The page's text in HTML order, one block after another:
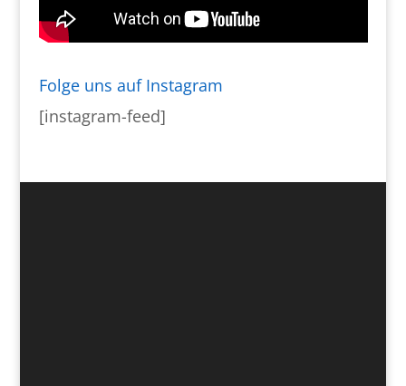
Folge uns auf Instagram
[instagram-feed]